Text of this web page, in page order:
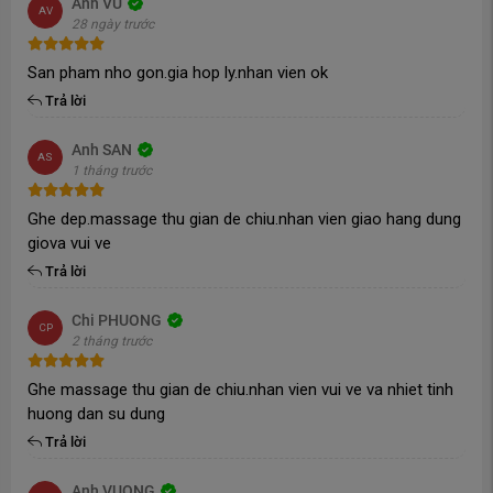
hiệu quả massage
AV
28 ngày trước
San pham nho gon.gia hop ly.nhan vien ok
Trả lời
AS Anh SAN
1 tháng trước
Ghe dep.massage thu gian de chiu.nhan vien giao hang dung
giova vui ve
Trả lời
CP Chi PHUONG
2 tháng trước
Ghe massage thu gian de chiu.nhan vien vui ve va nhiet tinh
huong dan su dung
Trả lời